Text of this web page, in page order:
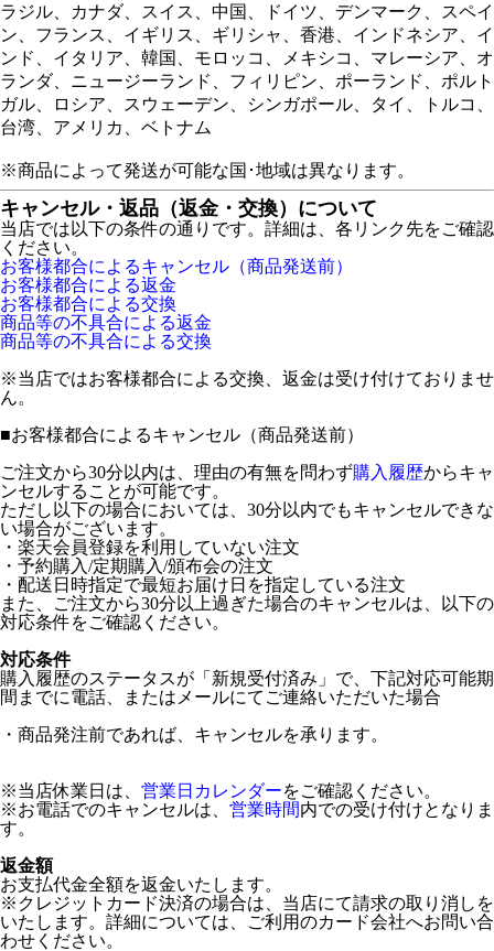
ラジル、カナダ、スイス、中国、ドイツ、デンマーク、スペイ
ン、フランス、イギリス、ギリシャ、香港、インドネシア、イ
ンド、イタリア、韓国、モロッコ、メキシコ、マレーシア、オ
ランダ、ニュージーランド、フィリピン、ポーランド、ポルト
ガル、ロシア、スウェーデン、シンガポール、タイ、トルコ、
台湾、アメリカ、ベトナム
※商品によって発送が可能な国･地域は異なります。
キャンセル・返品（返金・交換）について
当店では以下の条件の通りです。詳細は、各リンク先をご確認
ください。
お客様都合によるキャンセル（商品発送前）
お客様都合による返金
お客様都合による交換
商品等の不具合による返金
商品等の不具合による交換
※当店ではお客様都合による交換、返金は受け付けておりませ
ん。
■お客様都合によるキャンセル（商品発送前）
ご注文から30分以内は、理由の有無を問わず購入履歴からキャ
ンセルすることが可能です。
ただし以下の場合においては、30分以内でもキャンセルできな
い場合がございます。
・楽天会員登録を利用していない注文
・予約購入/定期購入/頒布会の注文
・配送日時指定で最短お届け日を指定している注文
また、ご注文から30分以上過ぎた場合のキャンセルは、以下の
対応条件をご確認ください。
対応条件
購入履歴のステータスが「新規受付済み」で、下記対応可能期
間までに電話、またはメールにてご連絡いただいた場合
・商品発注前であれば、キャンセルを承ります。
※当店休業日は、 営業日カレンダーをご確認ください。
※お電話でのキャンセルは、 営業時間内での受け付けとなりま
す。
返金額
お支払代金全額を返金いたします。
※クレジットカード決済の場合は、当店にて請求の取り消しを
いたします。詳細については、ご利用のカード会社へお問い合
わせください。